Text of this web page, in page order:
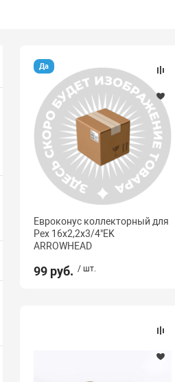
Да
Евроконус коллекторный для
Pex 16х2,2х3/4"EK
ARROWHEAD
99 руб. / шт.